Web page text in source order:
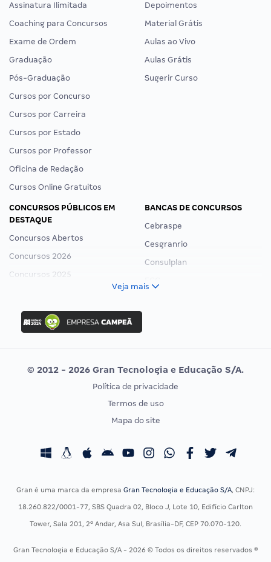
Assinatura Ilimitada
Coaching para Concursos
Exame de Ordem
Graduação
Pós-Graduação
Cursos por Concurso
Cursos por Carreira
Cursos por Estado
Cursos por Professor
Oficina de Redação
Cursos Online Gratuitos
Depoimentos
Material Grátis
Aulas ao Vivo
Aulas Grátis
Sugerir Curso
CONCURSOS PÚBLICOS EM
DESTAQUE
Concursos Abertos
Concursos 2026
Concursos 2025
Concurso Ibama
Concurso MPU
Editais publicados
BANCAS DE CONCURSOS
Cebraspe
Cesgranrio
Consulplan
Vunesp
CONCURSOS POR PROFISSÃO
Concursos Fiscais
Concursos Saúde
Residência Multiprofissional
EXAME DE ORDEM
Calendário OAB
Veja mais
© 2012 - 2026 Gran Tecnologia e Educação S/A.
Política de privacidade
Termos de uso
Mapa do site
Gran é uma marca da empresa Gran Tecnologia e Educação S/A, CNPJ:
18.260.822/0001-77, SBS Quadra 02, Bloco J, Lote 10, Edifício Carlton
Tower, Sala 201, 2º Andar, Asa Sul, Brasília-DF, CEP 70.070-120.
Gran Tecnologia e Educação S/A - 2026 © Todos os direitos reservados ®